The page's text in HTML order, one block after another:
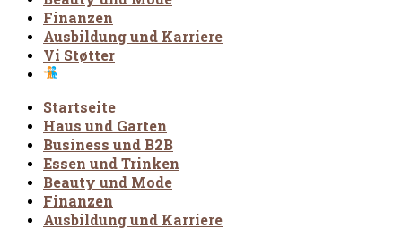
Finanzen
Ausbildung und Karriere
Vi Støtter
Startseite
Haus und Garten
Business und B2B
Essen und Trinken
Beauty und Mode
Finanzen
Ausbildung und Karriere